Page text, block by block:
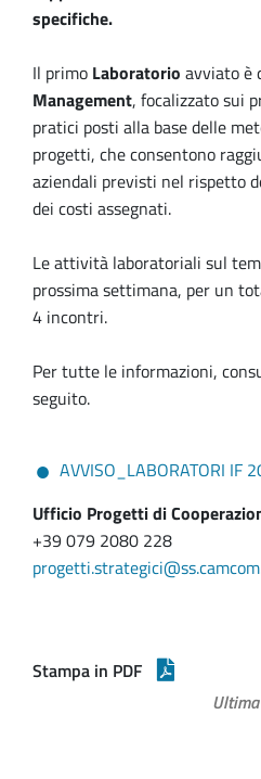
specifiche.
Il primo Laboratorio avviato è
Management, focalizzato sui
pratici posti alla base delle
progetti, che consentono
aziendali previsti nel rispetto
dei costi assegnati.
Le attività laboratoriali sul
prossima settimana, per un
4 incontri.
Per tutte le informazioni,
seguito.
AVVISO_LABORATORI IF
Ufficio Progetti di
+39 079 2080 228
Stampa in PDF